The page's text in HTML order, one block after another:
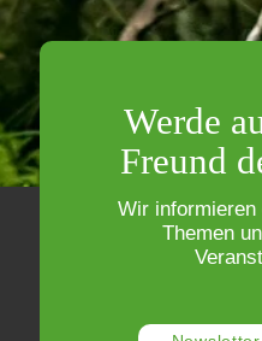
Werde
Freund
Wir
Themen